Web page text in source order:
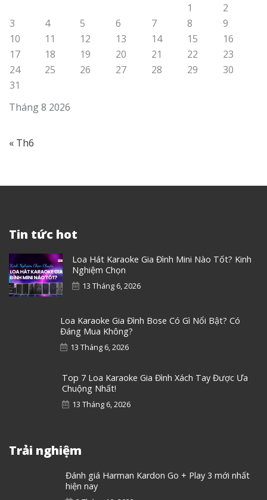
Tháng 8 2026
1
2
3
4 5 6 7 8
9
10
11 12 13 14 15
16
17
18 19 20 21 22
23
24
25 26 27 28 29
30
31
« Th6
Tin tức hot
Loa Hát Karaoke Gia Đình Mini Nào Tốt? Kinh
Nghiệm Chọn
13 Tháng 6, 2026
Loa Karaoke Gia Đình Bose Có Gì Nổi Bật? Có
Đáng Mua Không?
13 Tháng 6, 2026
Top 7 Loa Karaoke Gia Đình Xách Tay Được Ưa
Chuộng Nhất!
13 Tháng 6, 2026
Trải nghiệm
Đánh giá Harman Kardon Go + Play 3 mới nhất
hiện nay